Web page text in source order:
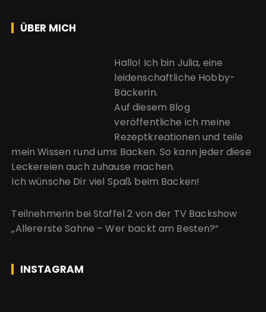
ÜBER MICH
Hallo! Ich bin Julia, eine
leidenschaftliche Hobby-
Bäckerin.
Auf diesem Blog
veröffentliche ich meine
Rezeptkreationen und teile
mein Wissen rund ums Backen. So kann jeder diese
Leckereien auch zuhause machen.
Ich wünsche Dir viel Spaß beim Backen!
Teilnehmerin bei Staffel 2 von der TV Backshow
„Allererste Sahne – Wer backt am Besten?“
INSTAGRAM